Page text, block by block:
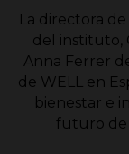
La directora
del instituto,
Anna Ferrer
de WELL en
bienestar e
futuro de